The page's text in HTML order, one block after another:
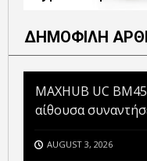
ΔΗΜΟΦΙΛΗ
MAXHUB UC
αίθουσα
AUGUST 3, 2026